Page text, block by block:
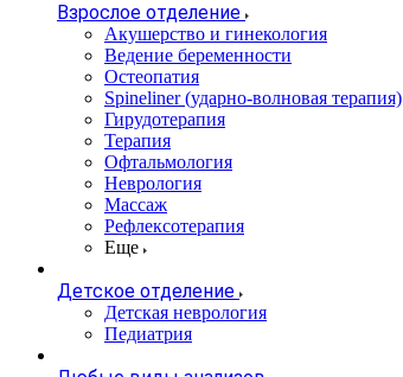
Взрослое отделение
Акушерство и гинекология
Ведение беременности
Остеопатия
Spineliner (ударно-волновая терапия)
Гирудотерапия
Терапия
Офтальмология
Неврология
Массаж
Рефлексотерапия
Еще
Детское отделение
Детская неврология
Педиатрия